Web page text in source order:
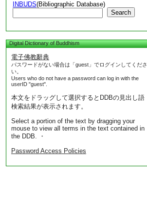
INBUDS(Bibliographic Database)
Search
Digital Dictionary of Buddhism
電子佛教辭典
パスワードがない場合は「guest」でログインしてくださ
い。
Users who do not have a password can log in with the
userID "guest".
本文をドラッグして選択するとDDBの見出し語
検索結果が表示されます。
Select a portion of the text by dragging your
mouse to view all terms in the text contained in
the DDB. ・
Password Access Policies